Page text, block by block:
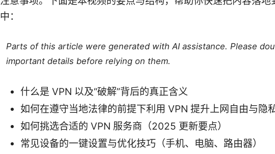
中：
Parts of this article were generated with AI assistance. Please
important details before relying on them.
什么是 VPN 以及“破解”背后的真正含义
如何在遵守当地法律的前提下利用 VPN 提升上网自由与隐
如何挑选合适的 VPN 服务商（2025 更新要点）
常见设备的一键设置与优化技巧（手机、电脑、路由器）